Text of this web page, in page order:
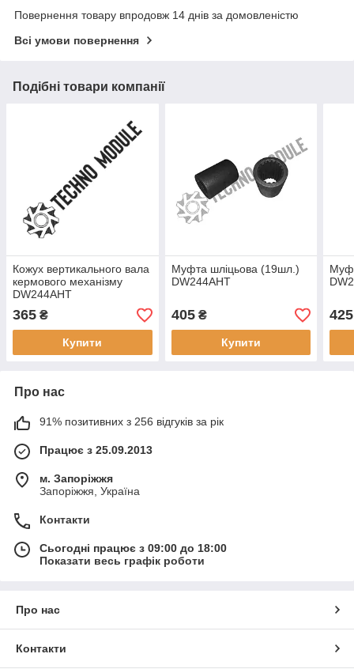
Повернення товару впродовж 14 днів за домовленістю
Всі умови повернення
Подібні товари компанії
Кожух вертикального вала
кермового механізму
DW244AHT
365 ₴
Купити
Муфта шліцьова (19шл.)
DW244AHT
405₴
Купити
425
Про нас
91% позитивних з 256 відгуків за рік
Працює з 25.09.2013
м. Запоріжжя
Запоріжжя, Україна
Контакти
Сьогодні працює з 09:00 до 18:00
Показати весь графік роботи
Про нас
Контакти